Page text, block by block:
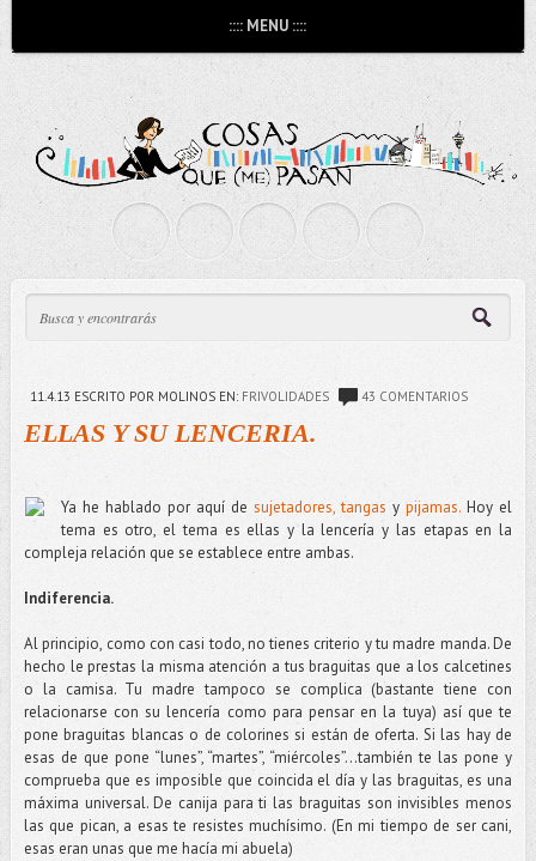
:::: MENU ::::
11.4.13 ESCRITO POR MOLINOS EN: FRIVOLIDADES 43 COMENTARIOS
ELLAS Y SU LENCERIA.
Ya he hablado por aquí de sujetadores, tangasypijamas. Hoy el
tema es otro, el tema es ellas y la lencería y las etapas en la
compleja relación que se establece entre ambas.
Indiferencia.
Al principio, como con casi todo, no tienes criterio y tu madre manda. De
hecho le prestas la misma atención a tus braguitas que a los calcetines
o la camisa. Tu madre tampoco se complica (bastante tiene con
relacionarse con su lencería como para pensar en la tuya) así que te
pone braguitas blancas o de colorines si están de oferta. Si las hay de
esas de que pone “lunes”, “martes”, “miércoles”...también te las pone y
comprueba que es imposible que coincida el día y las braguitas, es una
máxima universal. De canija para ti las braguitas son invisibles menos
las que pican, a esas te resistes muchísimo. (En mi tiempo de ser cani,
esas eran unas que me hacía mi abuela)